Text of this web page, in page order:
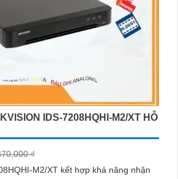
IDS-7208HQHI-M2/XT HỖ
₫
M2/XT kết hợp khả năng nhận